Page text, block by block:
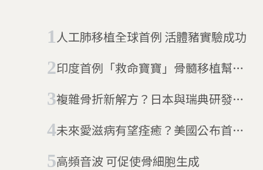
人工肺移植全球首例 活體豬實驗成功
印度首例「救命寶寶」骨髓移植幫助
複雜骨折新解方？日本與瑞典研發
未來愛滋病有望痊癒？美國公布首位
高頻音波 可促使骨細胞生成